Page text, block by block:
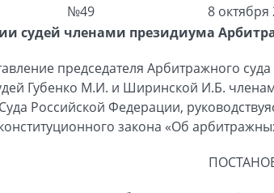
№49
8 октября
судей членами президиума
председателя Арбитражного
Губенко М.И. и Ширинской И.Б.
Российской Федерации,
закона «Об